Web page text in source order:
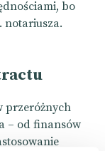
bo
notariusza.
przeróżnych
– od finansów